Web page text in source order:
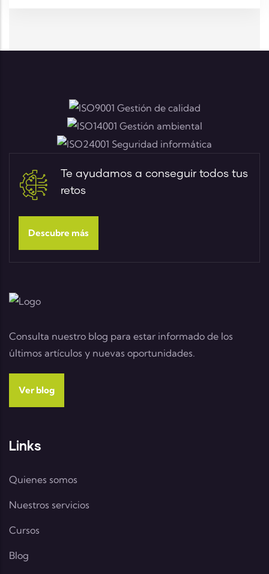
Te ayudamos a conseguir todos tus
retos
Descubre más
Consulta nuestro blog para estar informado de los
últimos artículos y nuevas oportunidades.
Ver blog
Links
Quienes somos
Nuestros servicios
Cursos
Blog